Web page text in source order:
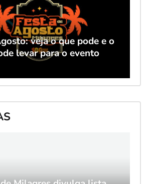
veja o que pode e o
levar para o evento